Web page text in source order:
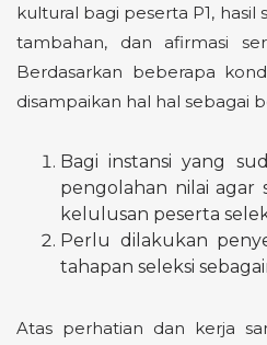
kultural bagi peserta P1,
tambahan, dan afirmasi
Berdasarkan beberapa
disampaikan hal hal sebagai
Bagi instansi yang
pengolahan nilai agar
kelulusan peserta
Perlu dilakukan
tahapan seleksi
Atas perhatian dan kerja